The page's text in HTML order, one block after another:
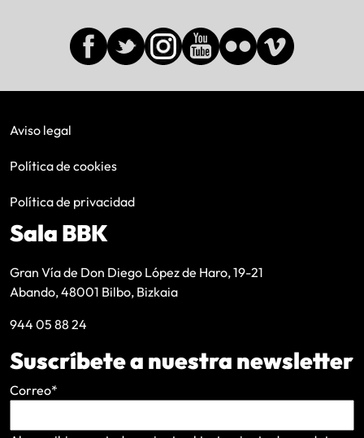
Aviso legal
Política de cookies
Política de privacidad
Sala BBK
Gran Vía de Don Diego López de Haro, 19-21
Abando, 48001 Bilbo, Bizkaia
944 05 88 24
Suscríbete a nuestra newsletter
Correo*